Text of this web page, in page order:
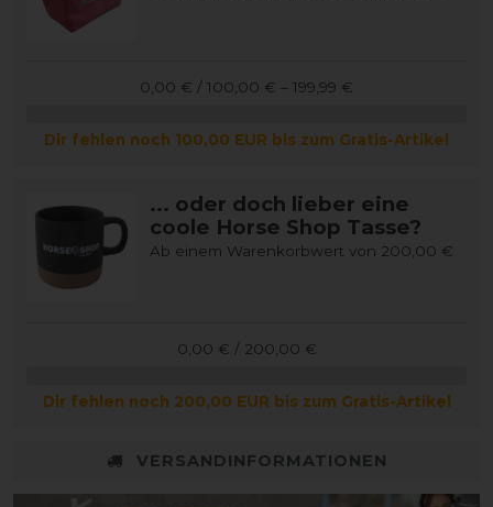
0,00 € / 100,00 € – 199,99 €
Dir fehlen noch 100,00 EUR bis zum Gratis-Artikel
... oder doch lieber eine
coole Horse Shop Tasse?
Ab einem Warenkorbwert von 200,00 €
0,00 € / 200,00 €
Dir fehlen noch 200,00 EUR bis zum Gratis-Artikel
VERSANDINFORMATIONEN